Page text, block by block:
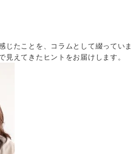
じたことを、コラムとして綴っていま
見えてきたヒントをお届けします。